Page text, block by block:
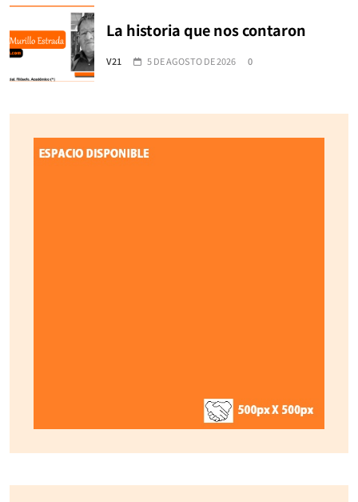
La historia que nos contaron
V21 5 DE AGOSTO DE 2026 0